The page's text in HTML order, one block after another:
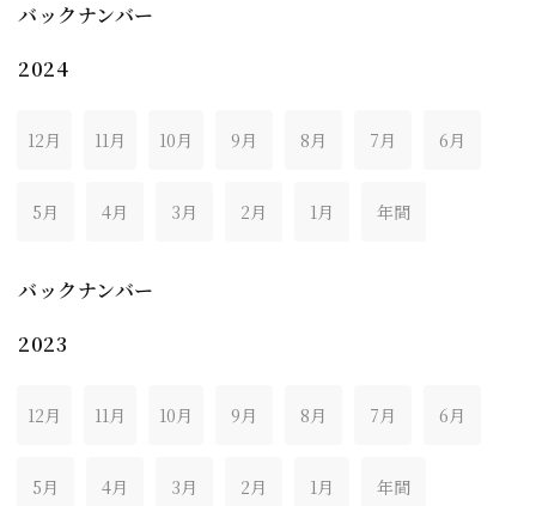
バックナンバー
2024
12月 11月 10月 9月 8月 7月 6月
5月 4月 3月 2月 1月 年間
バックナンバー
2023
12月 11月 10月 9月 8月 7月 6月
5月 4月 3月 2月 1月 年間